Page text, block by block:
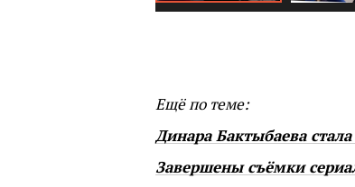
Ещё по теме:
Динара Бактыбаева
Завершены съёмки